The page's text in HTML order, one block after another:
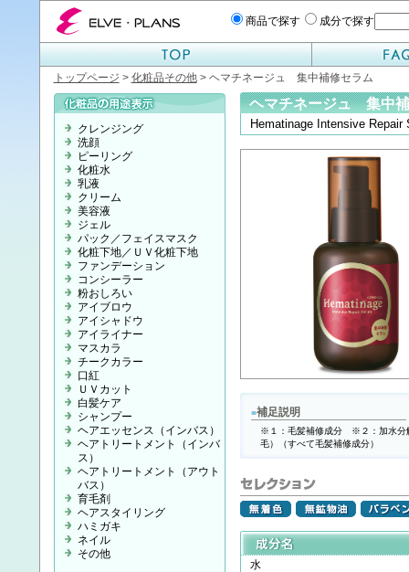
エルベプランズ ELVE-PLANS
商品で探す 成分で探す
トップページ > 化粧品その他> ヘマチネージュ 集中補修セラム
ヘマチネージュ 集中
Hematinage Intensive Repair
■補足説明
※１：毛髪補修成分 ※２：加水分
毛）（すべて毛髪補修成分）
水
クレンジング
洗顔
ピーリング
化粧水
乳液
クリーム
美容液
ジェル
パック／フェイスマスク
化粧下地／ＵＶ化粧下地
ファンデーション
コンシーラー
粉おしろい
アイブロウ
アイシャドウ
アイライナー
マスカラ
チークカラー
口紅
ＵＶカット
白髪ケア
シャンプー
ヘアエッセンス（インバス）
ヘアトリートメント（インバ
ス）
ヘアトリートメント（アウト
バス）
育毛剤
ヘアスタイリング
ハミガキ
ネイル
その他